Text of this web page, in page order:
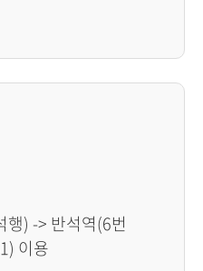
행) -> 반석역(6번
이용